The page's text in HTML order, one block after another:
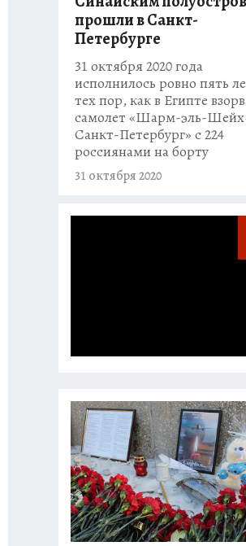
прошли в Санкт-
Петербурге
31 октября 2020 года
исполнилось ровно пять
тех пор, как в Египте
самолет «Шарм-эль-
Санкт-Петербург» с 224
россиянами на борту
31 октября 2020